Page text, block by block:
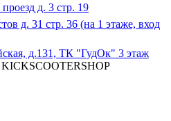
д. 3 стр. 19
д. 31 стр. 36 (на 1 этаже, вход
д.131, ТК "ГудОк" 3 этаж